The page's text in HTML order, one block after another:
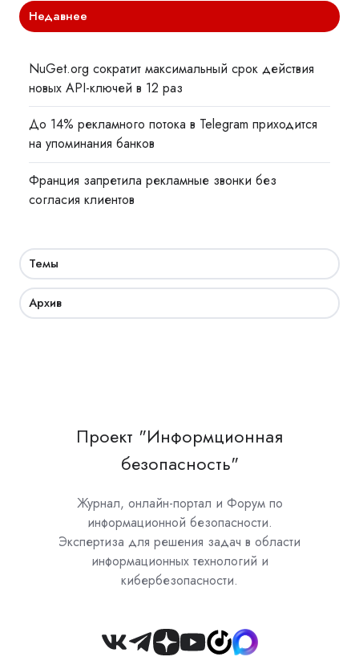
Недавнее
NuGet.org сократит максимальный срок действия
новых API-ключей в 12 раз
До 14% рекламного потока в Telegram приходится
на упоминания банков
Франция запретила рекламные звонки без
согласия клиентов
Темы
Архив
Проект "Информционная
безопасность"
Журнал, онлайн-портал и Форум по
информационной безопасности.
Экспертиза для решения задач в области
информационных технологий и
кибербезопасности.
Join